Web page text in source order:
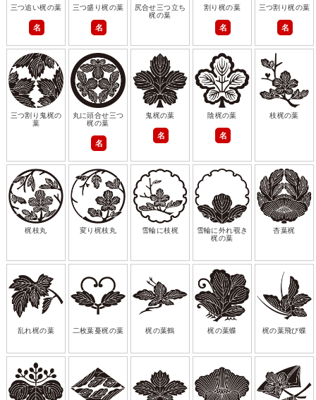
三つ追い梶の葉
名
三つ盛り梶の葉
名
尻合せ三つ立ち
梶の葉
割り梶の葉
名
三つ割り梶の葉
名
三つ割り鬼梶の
葉
丸に頭合せ三つ
梶の葉
名
鬼梶の葉
名
陰梶の葉
名
枝梶の葉
梶枝丸 変り梶枝丸 雪輪に枝梶
雪輪に外れ覗き
梶の葉
杏葉梶
乱れ梶の葉 二枚葉蔓梶の葉 梶の葉鶴 梶の葉蝶 梶の葉飛び蝶